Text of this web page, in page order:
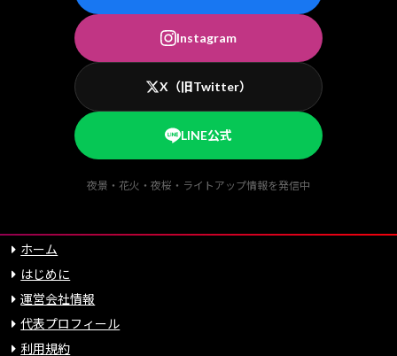
Instagram
X（旧Twitter）
LINE公式
夜景・花火・夜桜・ライトアップ情報を発信中
ホーム
はじめに
運営会社情報
代表プロフィール
利用規約